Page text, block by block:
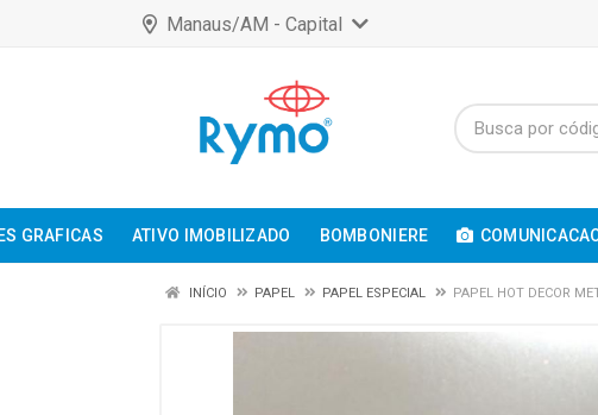
Manaus/AM - Capital
GRAFICAS ATIVO IMOBILIZADO BOMBONIERE
INÍCIO PAPEL PAPEL ESPECIAL PAPEL HOT DECOR